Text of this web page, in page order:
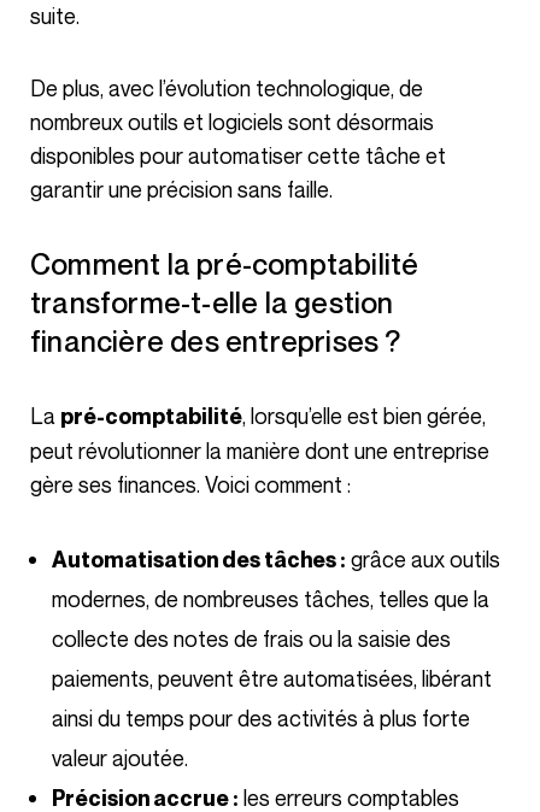
suite.
De plus, avec l’évolution technologique, de
nombreux outils et logiciels sont désormais
disponibles pour automatiser cette tâche et
garantir une précision sans faille.
Comment la pré-comptabilité
transforme-t-elle la gestion
financière des entreprises ?
La pré-comptabilité, lorsqu’elle est bien gérée,
peut révolutionner la manière dont une entreprise
gère ses finances. Voici comment :
Automatisation des tâches : grâce aux outils
modernes, de nombreuses tâches, telles que la
collecte des notes de frais ou la saisie des
paiements, peuvent être automatisées, libérant
ainsi du temps pour des activités à plus forte
valeur ajoutée.
Précision accrue : les erreurs comptables